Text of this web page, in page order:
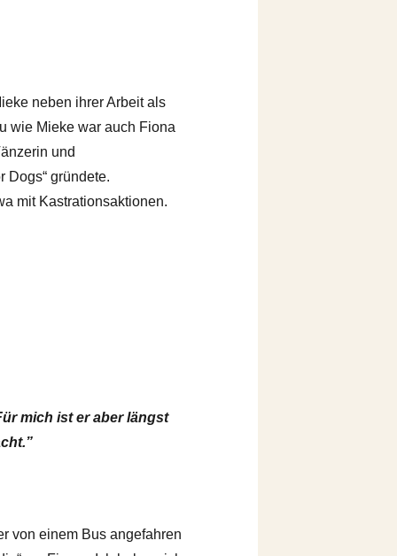
neben ihrer Arbeit als
wie Mieke war auch Fiona
und
Dogs“ gründete.
mit Kastrationsaktionen.
mich ist er aber längst
von einem Bus angefahren